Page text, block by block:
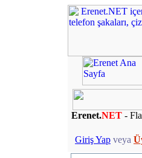
Erenet.NET -
Giriş Yap veya